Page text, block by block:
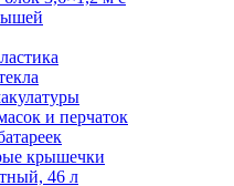
и перчаток
крышечки
46 л